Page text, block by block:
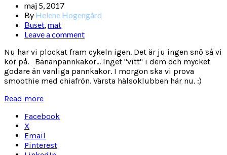
maj 5, 2017
By Helene Hogengård
Buset,mat
Leave a comment
Nu har vi plockat fram cykeln igen. Det är ju ingen snö så vi
kör på. Bananpannkakor... Inget "vitt" i dem och mycket
godare än vanliga pannkakor. I morgon ska vi prova
smoothie med chiafrön. Värsta hälsoklubben här nu. :)
Read more
Facebook
X
Email
Pinterest